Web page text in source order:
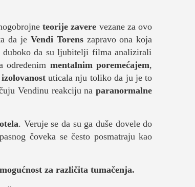
teorije zavere vezane za ovo
da je Vendi Torenszapravo ona koja
duboko da su ljubitelji filma analizirali
određenim mentalnim poremećajem,
izolovanostuticala nju toliko da ju je to
Vendinu reakciju naparanormalne
. Veruje se da su ga duše dovele do
čoveka se često posmatraju kao
za različita tumačenja.